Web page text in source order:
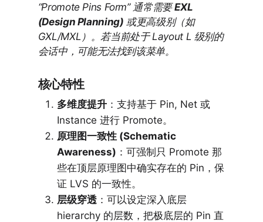
“Promote Pins Form” 通常需要EXL
(Design Planning) 或更高级别（如
GXL/MXL）。若当前处于 Layout L 级别的
会话中，可能无法找到该菜单。
核心特性
多维度提升：支持基于 Pin, Net 或
Instance 进行 Promote。
原理图一致性 (Schematic
Awareness) ：可强制只 Promote 那
些在顶层原理图中确实存在的 Pin，保
证 LVS 的一致性。
层级穿透：可以设定深入底层
hierarchy 的层数，把极底层的 Pin 直